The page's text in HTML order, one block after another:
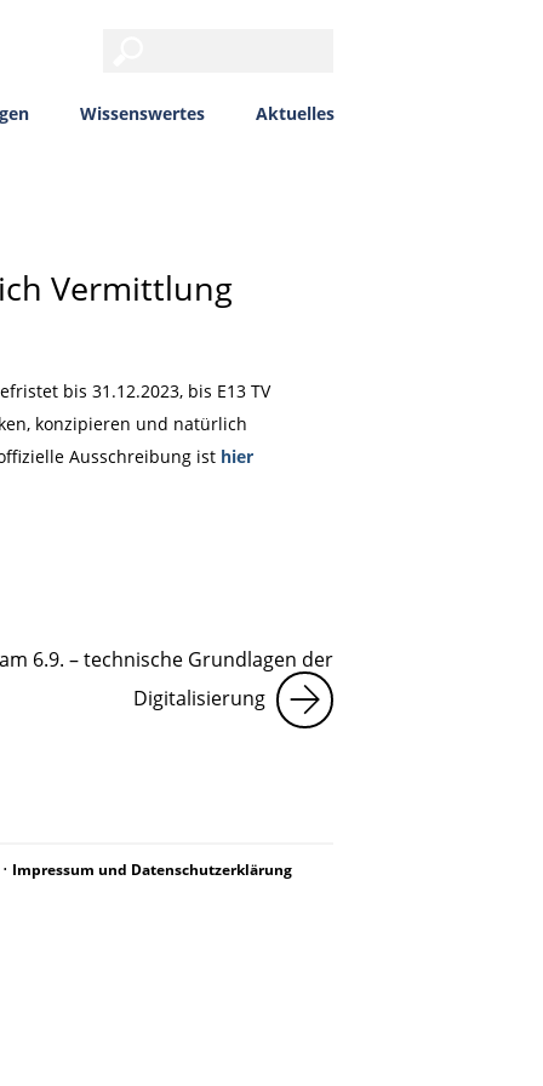
Wissenswertes Aktuelles
Vermittlung
bis 31.12.2023, bis E13 TV
konzipieren und natürlich
Ausschreibung ist hier
6.9. – technische Grundlagen der
Digitalisierung
• Impressum und Datenschutzerklärung